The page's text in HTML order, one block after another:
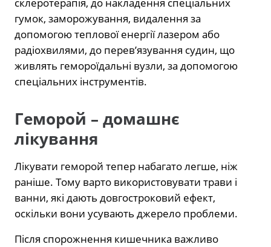
гумок, заморожування, видалення за
допомогою теплової енергії лазером або
радіохвилями, до перев’язування судин, що
живлять гемороїдальні вузли, за допомогою
спеціальних інструментів.
Геморой – домашнє
лікування
Лікувати геморой тепер набагато легше, ніж
раніше. Тому варто використовувати трави і
ванни, які дають довгостроковий ефект,
оскільки вони усувають джерело проблеми.
Після спорожнення кишечника важливо